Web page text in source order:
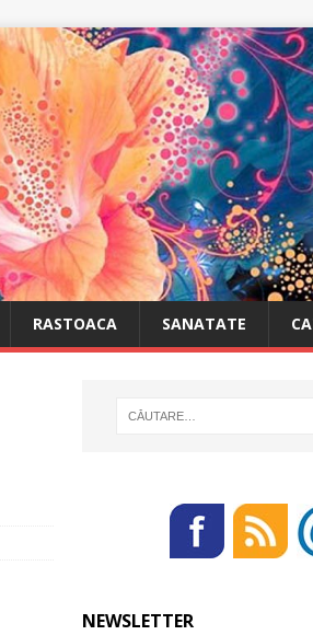
RASTOACA SANATATE
NEWSLETTER